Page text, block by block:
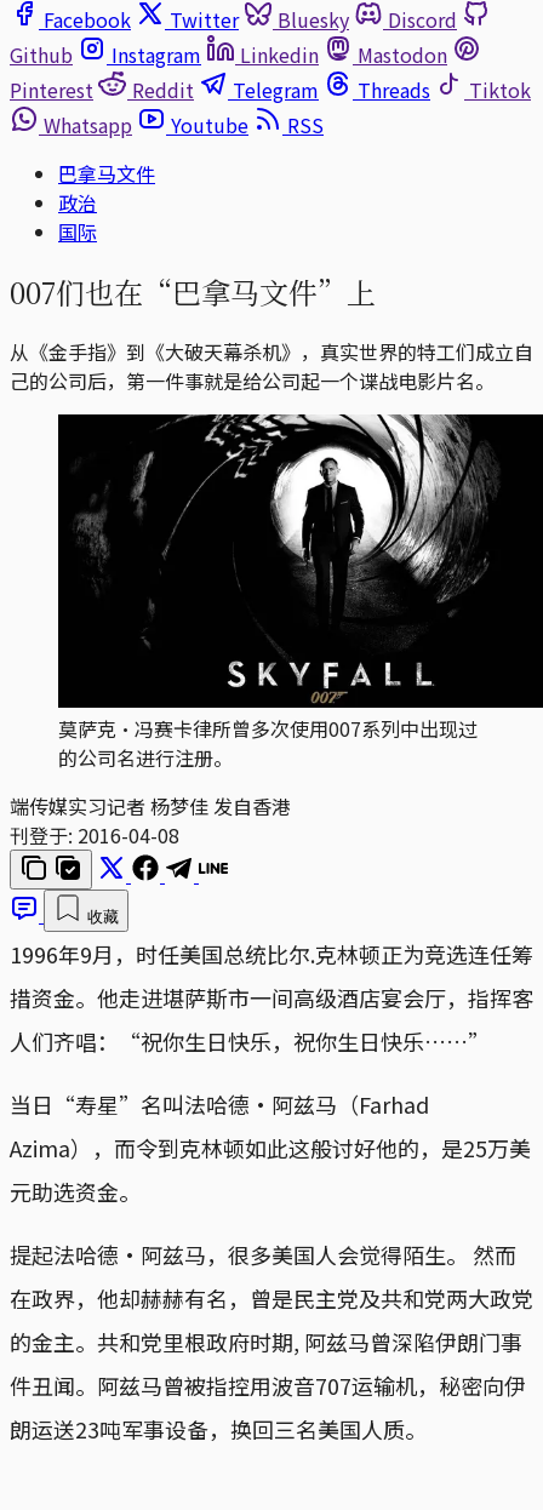
Facebook
Twitter Bluesky
Discord
Github
Instagram Linkedin
Mastodon
Pinterest
Reddit Telegram Threads
Tiktok
Whatsapp
Youtube
RSS
巴拿马文件
政治
国际
007们也在“巴拿马文件”上
从《金手指》到《大破天幕杀机》，真实世界的特工们成立自
己的公司后，第一件事就是给公司起一个谍战电影片名。
莫萨克•冯赛卡律所曾多次使用007系列中出现过
的公司名进行注册。
端传媒实习记者 杨梦佳 发自香港
刊登于: 2016-04-08
收藏
1996年9月，时任美国总统比尔.克林顿正为竞选连任筹
措资金。他走进堪萨斯市一间高级酒店宴会厅，指挥客
人们齐唱：“祝你生日快乐，祝你生日快乐……”
当日“寿星”名叫法哈德·阿兹马（Farhad
Azima），而令到克林顿如此这般讨好他的，是25万美
元助选资金。
提起法哈德·阿兹马，很多美国人会觉得陌生。 然而
在政界，他却赫赫有名，曾是民主党及共和党两大政党
的金主。共和党里根政府时期, 阿兹马曾深陷伊朗门事
件丑闻。阿兹马曾被指控用波音707运输机，秘密向伊
朗运送23吨军事设备，换回三名美国人质。